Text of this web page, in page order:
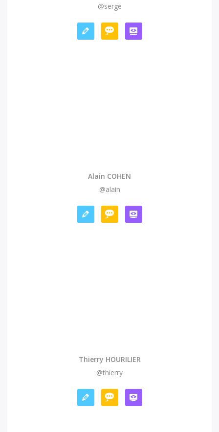
@serge
Alain COHEN
@alain
Thierry HOURILIER
@thierry